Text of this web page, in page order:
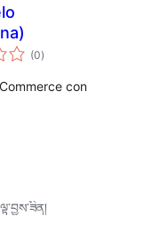
(0གདེང་
འཇོག་
ཚང་།
)
con